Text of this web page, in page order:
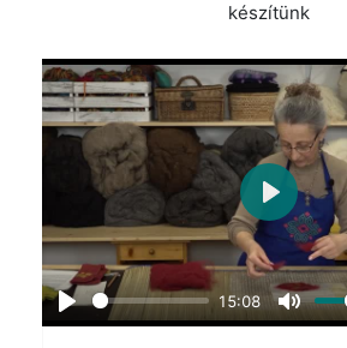
készítünk
Play
15:08
Mute
Play